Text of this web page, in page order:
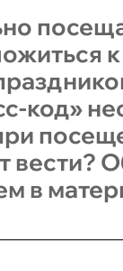
код»
вести?
в